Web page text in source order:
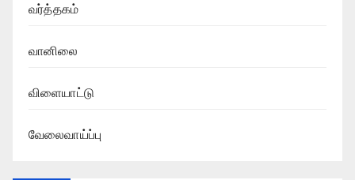
வர்த்தகம்
வானிலை
விளையாட்டு
வேலைவாய்ப்பு